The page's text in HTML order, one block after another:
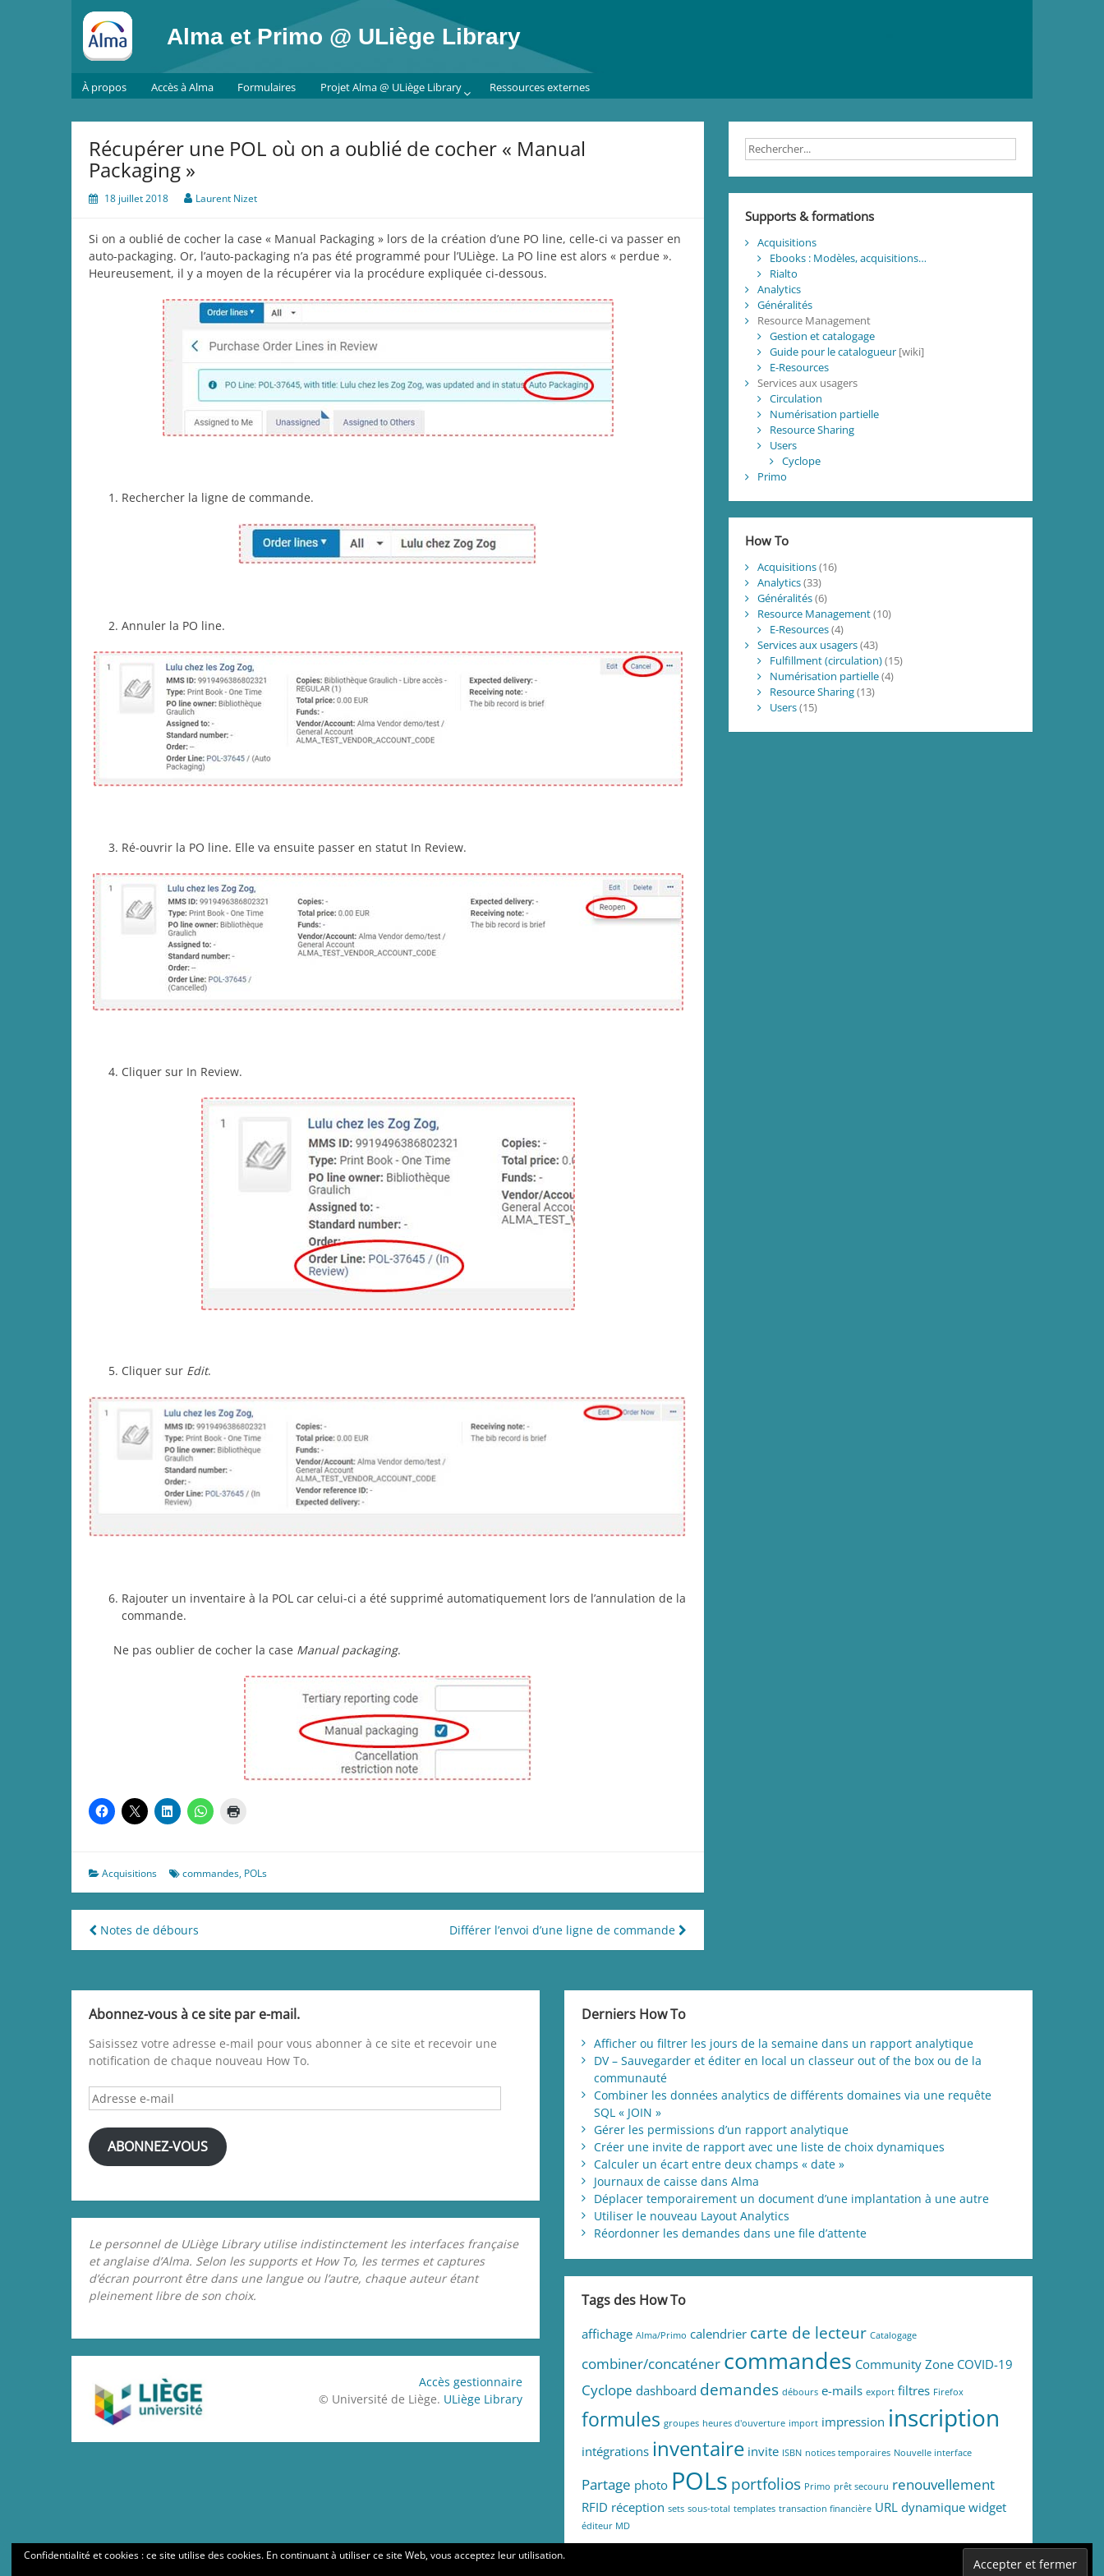
Alma et Primo @ ULiège Library
À propos Accès à Alma Formulaires Projet Alma @ ULiège Library Ressources externes
Récupérer une POL où on a oublié de cocher « Manual
Packaging »
18 juillet 2018 Laurent Nizet
Si on a oublié de cocher la case « Manual Packaging » lors de la création d’une PO line, celle-ci va passer en
auto-packaging. Or, l’auto-packaging n’a pas été programmé pour l’ULiège. La PO line est alors « perdue ».
Heureusement, il y a moyen de la récupérer via la procédure expliquée ci-dessous.
Rechercher la ligne de commande.
Annuler la PO line.
Ré-ouvrir la PO line. Elle va ensuite passer en statut In Review.
Cliquer sur In Review.
Cliquer sur Edit.
Rajouter un inventaire à la POL car celui-ci a été supprimé automatiquement lors de l’annulation de la
commande.
Ne pas oublier de cocher la case Manual packaging.
Acquisitions commandes, POLs
Navigation
de
l’article
Notes de débours Différer l’envoi d’une ligne de commande
Supports & formations
Acquisitions
Ebooks : Modèles, acquisitions…
Rialto
Analytics
Généralités
Resource Management
Gestion et catalogage
Guide pour le catalogueur[wiki]
E-Resources
Services aux usagers
Circulation
Numérisation partielle
Resource Sharing
Users
Cyclope
Primo
How To
Acquisitions(16)
Analytics(33)
Généralités(6)
Resource Management(10)
E-Resources(4)
Services aux usagers(43)
Fulfillment (circulation)(15)
Numérisation partielle(4)
Resource Sharing(13)
Users(15)
Abonnez-vous à ce site par e-mail.
Saisissez votre adresse e-mail pour vous abonner à ce site et recevoir une
notification de chaque nouveau How To.
Adresse
e-
mail
ABONNEZ-VOUS
Le personnel de ULiège Library utilise indistinctement les interfaces française
et anglaise d’Alma. Selon les supports et How To, les termes et captures
d’écran pourront être dans une langue ou l’autre, chaque auteur étant
pleinement libre de son choix.
Accès gestionnaire
© Université de Liège. ULiège Library
Derniers How To
Afficher ou filtrer les jours de la semaine dans un rapport analytique
DV – Sauvegarder et éditer en local un classeur out of the box ou de la
communauté
Combiner les données analytics de différents domaines via une requête
SQL « JOIN »
Gérer les permissions d’un rapport analytique
Créer une invite de rapport avec une liste de choix dynamiques
Calculer un écart entre deux champs « date »
Journaux de caisse dans Alma
Déplacer temporairement un document d’une implantation à une autre
Utiliser le nouveau Layout Analytics
Réordonner les demandes dans une file d’attente
Tags des How To
affichage Alma/Primo calendrier carte de lecteur Catalogage
combiner/concaténer commandes Community Zone COVID-19
Cyclope dashboard demandes débours e-mails export filtres Firefox
formules groupes heures d'ouverture import impression inscription
intégrations inventaire invite ISBN notices temporaires Nouvelle interface
Partage photo POLs portfolios Primo prêt secouru renouvellement
RFID réception sets sous-total templates transaction financière URL dynamique widget
éditeur MD
Confidentialité et cookies : ce site utilise des cookies. En continuant à utiliser ce site Web, vous acceptez leur utilisation.